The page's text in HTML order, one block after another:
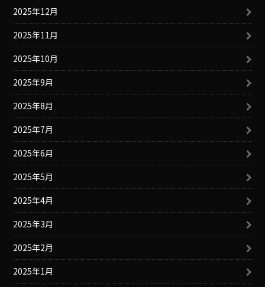
2025年12月
2025年11月
2025年10月
2025年9月
2025年8月
2025年7月
2025年6月
2025年5月
2025年4月
2025年3月
2025年2月
2025年1月